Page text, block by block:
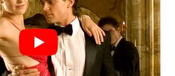
para lembrar que o
autocontrole
nossa única defesa real. Ao
profundas, você
indispensável para superar
dificuldadesevera.